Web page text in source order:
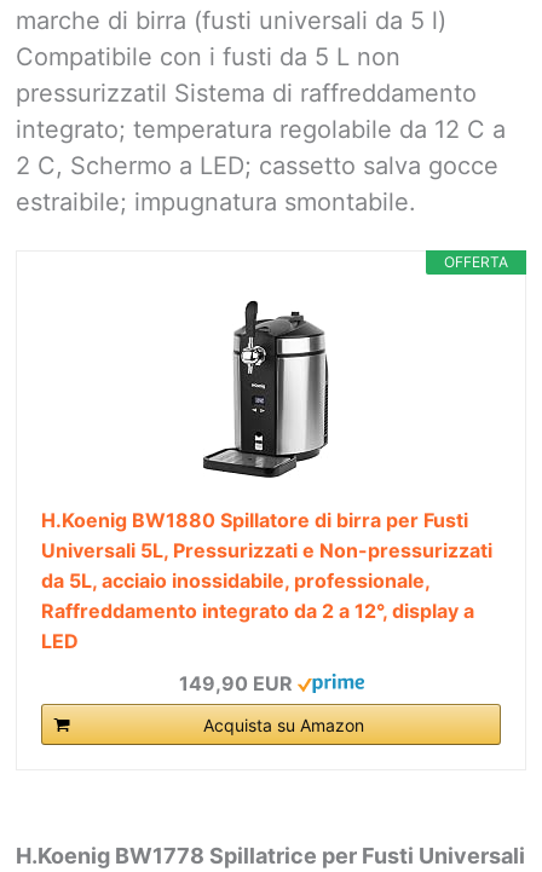
marche di birra (fusti universali da 5 l)
Compatibile con i fusti da 5 L non
pressurizzatil Sistema di raffreddamento
integrato; temperatura regolabile da 12 C a
2 C, Schermo a LED; cassetto salva gocce
estraibile; impugnatura smontabile.
OFFERTA
H.Koenig BW1880 Spillatore di birra per Fusti
Universali 5L, Pressurizzati e Non-pressurizzati
da 5L, acciaio inossidabile, professionale,
Raffreddamento integrato da 2 a 12°, display a
LED
149,90 EUR
Acquista su Amazon
H.Koenig BW1778 Spillatrice per Fusti Universali